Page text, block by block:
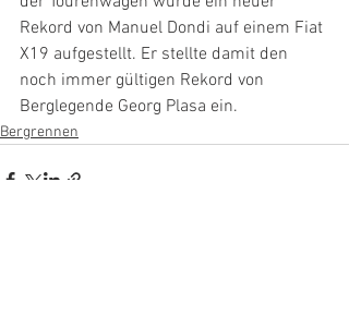
Rekord von Manuel Dondi auf einem Fiat
X19 aufgestellt. Er stellte damit den
noch immer gültigen Rekord von
Berglegende Georg Plasa ein.
Bergrennen